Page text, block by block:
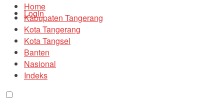
Login
Home
Kabupaten Tangerang
Kota Tangerang
Kota Tangsel
Banten
Nasional
Indeks